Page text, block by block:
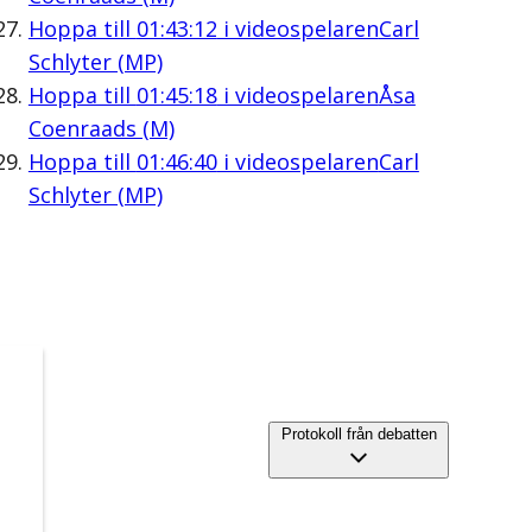
Hoppa till 01:43:12 i videospelarenCarl
Schlyter (MP)
Hoppa till 01:45:18i videospelarenÅsa
Coenraads (M)
Hoppa till 01:46:40i videospelarenCarl
Schlyter (MP)
Protokoll från debatten